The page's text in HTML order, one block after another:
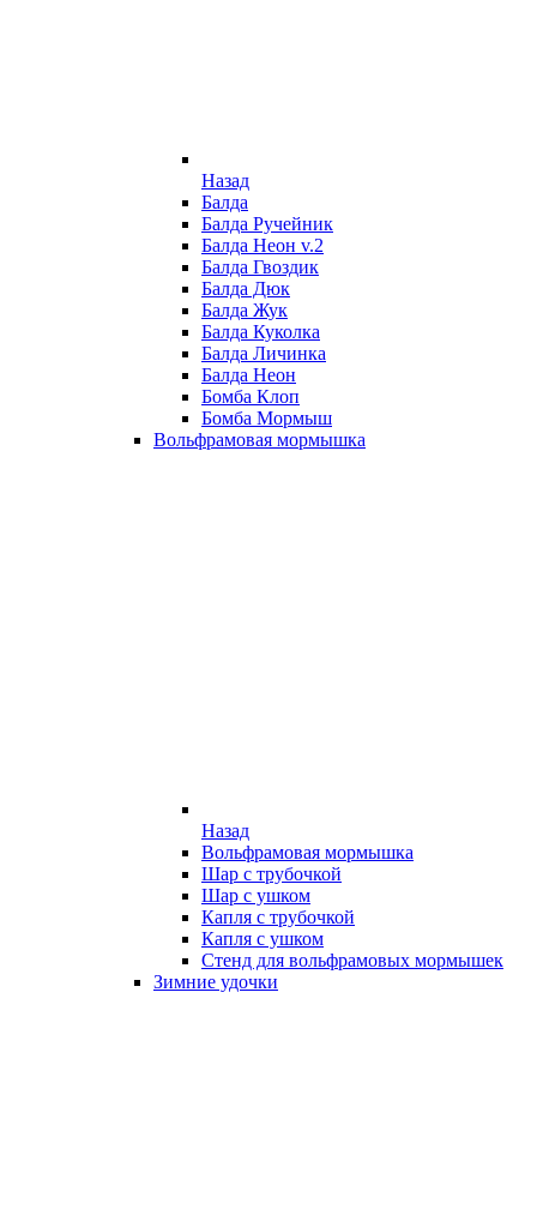
Назад
Балда
Балда Ручейник
Балда Неон v.2
Балда Гвоздик
Балда Дюк
Балда Жук
Балда Куколка
Балда Личинка
Балда Неон
Бомба Клоп
Бомба Мормыш
Вольфрамовая мормышка
Назад
Вольфрамовая мормышка
Шар с трубочкой
Шар с ушком
Капля с трубочкой
Капля с ушком
Стенд для вольфрамовых мормышек
Зимние удочки